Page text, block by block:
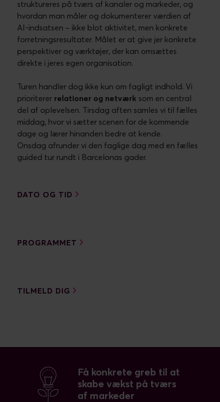
struktureres på tværs af kanaler og markeder, og
hvordan man måler og dokumenterer værdien af
AI-indsatsen – ikke blot aktivitet, men konkrete
forretningsresultater. Målet er at give jer konkrete
perspektiver og værktøjer, der kan omsættes
direkte i jeres egen organisation.
Turen handler dog ikke kun om fagligt indhold. Vi
prioriterer relationer og netværk som en central
del af oplevelsen. Tirsdag aften samles vi til fælles
middag, hvor vi sætter scenen for de kommende
dage og lærer hinanden bedre at kende.
Onsdag afrunder vi den faglige dag med en fælles
guided tur rundt i Barcelonas gader.
DATO OG TID
PROGRAMMET
TILMELD DIG
Få konkrete greb til at
skabe vækst på tværs
af markeder